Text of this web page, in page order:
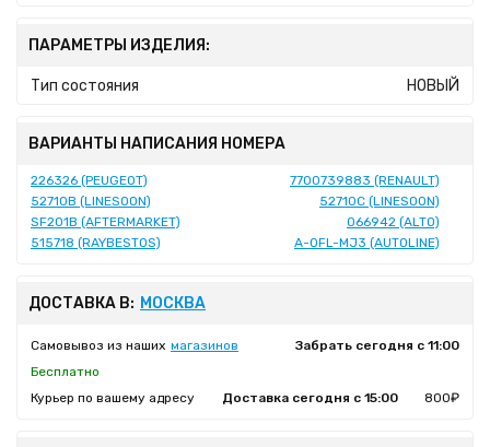
ПАРАМЕТРЫ ИЗДЕЛИЯ:
Тип состояния НОВЫЙ
ВАРИАНТЫ НАПИСАНИЯ НОМЕРА
226326 (PEUGEOT)
7700739883 (RENAULT)
52710B (LINESOON)
52710C (LINESOON)
SF201B (AFTERMARKET)
066942 (ALTO)
515718 (RAYBESTOS)
A-OFL-MJ3 (AUTOLINE)
ДОСТАВКА В: МОСКВА
Самовывоз из наших магазинов
Забрать сегодня с 11:00
Бесплатно
Курьер по вашему адресу
Доставка сегодня с 15:00 800₽